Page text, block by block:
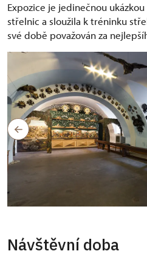
Expozice je jedinečnou
střelnic a sloužila k tréninku
své době považován za
Návštěvní doba